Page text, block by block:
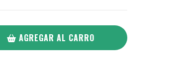
AGREGAR AL CARRO